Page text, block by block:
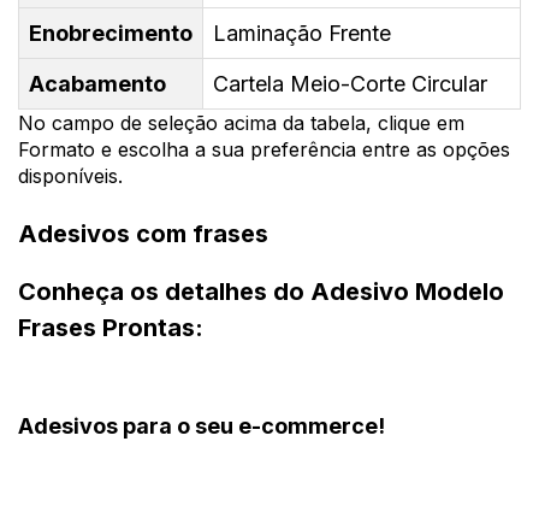
Enobrecimento
Laminação Frente
Acabamento
Cartela Meio-Corte Circular
No campo de seleção acima da tabela, clique em
Formato e escolha a sua preferência entre as opções
disponíveis.
Adesivos com frases
Conheça os detalhes do Adesivo Modelo
Frases Prontas:
Adesivos para o seu e-commerce!